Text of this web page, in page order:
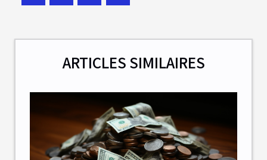
ARTICLES SIMILAIRES